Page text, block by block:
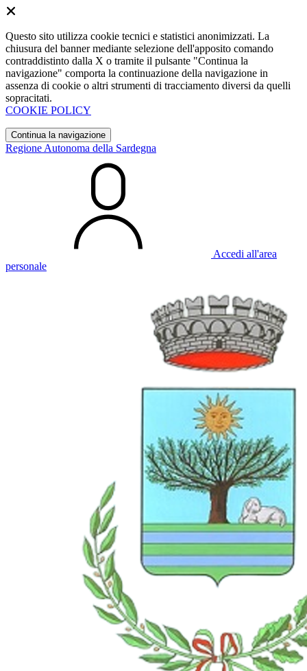
Questo sito utilizza cookie tecnici e statistici anonimizzati. La
chiusura del banner mediante selezione dell'apposito comando
contraddistinto dalla X o tramite il pulsante "Continua la
navigazione" comporta la continuazione della navigazione in
assenza di cookie o altri strumenti di tracciamento diversi da quelli
sopracitati.
COOKIE POLICY
Continua la navigazione
Regione Autonoma della Sardegna
Accedi all'area
personale